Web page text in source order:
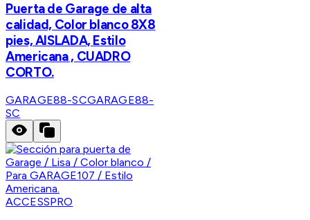
Puerta de Garage de alta
calidad, Color blanco 8X8
pies, AISLADA, Estilo
Americana , CUADRO
CORTO.
GARAGE88-SCGARAGE88-
SC
ACCESSPRO